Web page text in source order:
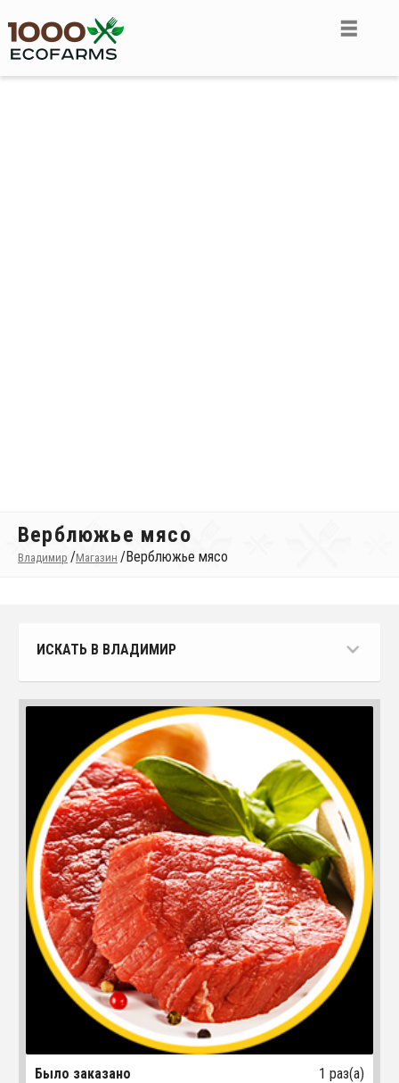
Верблюжье мясо
Владимир /Магазин /Верблюжье мясо
ИСКАТЬ В ВЛАДИМИР
Было заказано 1 раз(а)